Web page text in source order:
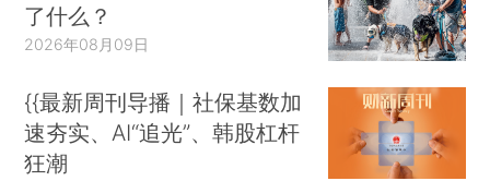
了什么？
2026年08月09日
{{最新周刊导播｜社保基数加
速夯实、AI“追光”、韩股杠杆
狂潮